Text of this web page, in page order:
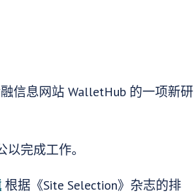
信息网站 WalletHub 的一项新研
完成工作。
根据《Site Selection》杂志的排